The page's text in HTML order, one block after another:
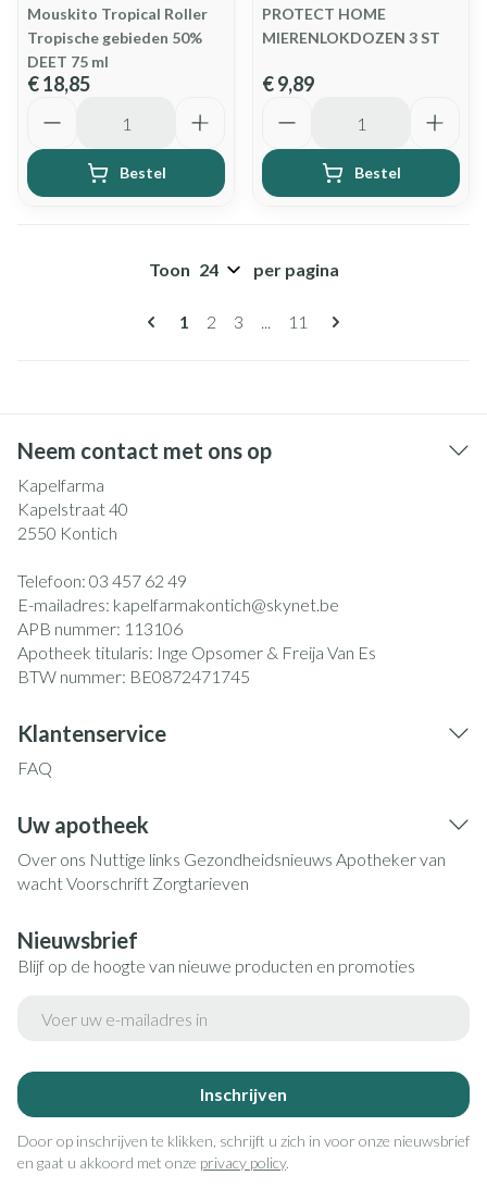
Mouskito Tropical Roller
Tropische gebieden 50%
DEET 75 ml
€ 18,85
Bestel
PROTECT HOME
MIERENLOKDOZEN 3 ST
€ 9,89
Bestel
Pagina's
U lees momenteel pagina
1 Pagina
2 Pagina
3 ... Pagina
11
Toon per pagina
Neem contact met ons op
Kapelfarma
Kapelstraat 40
2550 Kontich
Telefoon: 03 457 62 49
E-mailadres: kapelfarmakontich@skynet.be
APB nummer: 113106
Apotheek titularis: Inge Opsomer & Freija Van Es
BTW nummer: BE0872471745
Klantenservice
FAQ
Uw apotheek
Over ons Nuttige links Gezondheidsnieuws Apotheker van
wachtVoorschrift Zorgtarieven
Nieuwsbrief
Blijf op de hoogte van nieuwe producten en promoties
Inschrijven
Door op inschrijven te klikken, schrijft u zich in voor onze nieuwsbrief
en gaat u akkoord met onze privacy policy.